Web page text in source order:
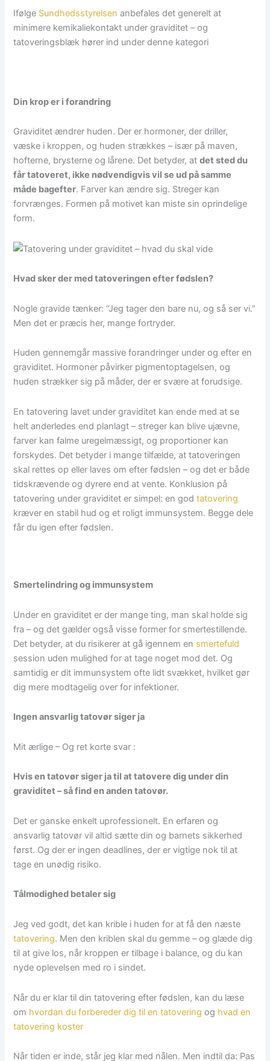
Ifølge Sundhedsstyrelsen anbefales det generelt at
minimere kemikaliekontakt under graviditet – og
tatoveringsblæk hører ind under denne kategori
Din krop er i forandring
Graviditet ændrer huden. Der er hormoner, der driller,
væske i kroppen, og huden strækkes – især på maven,
hofterne, brysterne og lårene. Det betyder, atdet sted du
får tatoveret, ikke nødvendigvis vil se ud på samme
måde bagefter. Farver kan ændre sig. Streger kan
forvrænges. Formen på motivet kan miste sin oprindelige
form.
Hvad sker der med tatoveringen efter fødslen?
Nogle gravide tænker: “Jeg tager den bare nu, og så ser vi.”
Men det er præcis her, mange fortryder.
Huden gennemgår massive forandringer under og efter en
graviditet. Hormoner påvirker pigmentoptagelsen, og
huden strækker sig på måder, der er svære at forudsige.
En tatovering lavet under graviditet kan ende med at se
helt anderledes end planlagt – streger kan blive ujævne,
farver kan falme uregelmæssigt, og proportioner kan
forskydes. Det betyder i mange tilfælde, at tatoveringen
skal rettes op eller laves om efter fødslen – og det er både
tidskrævende og dyrere end at vente. Konklusion på
tatovering under graviditet er simpel: en god tatovering
kræver en stabil hud og et roligt immunsystem. Begge dele
får du igen efter fødslen.
Smertelindring og immunsystem
Under en graviditet er der mange ting, man skal holde sig
fra – og det gælder også visse former for smertestillende.
Det betyder, at du risikerer at gå igennem en smertefuld
session uden mulighed for at tage noget mod det. Og
samtidig er dit immunsystem ofte lidt svækket, hvilket gør
dig mere modtagelig over for infektioner.
Ingen ansvarlig tatovør siger ja
Mit ærlige – Og ret korte svar :
Hvis en tatovør siger ja til at tatovere dig under din
graviditet – så find en anden tatovør.
Det er ganske enkelt uprofessionelt. En erfaren og
ansvarlig tatovør vil altid sætte din og barnets sikkerhed
først. Og der er ingen deadlines, der er vigtige nok til at
tage en unødig risiko.
Tålmodighed betaler sig
Jeg ved godt, det kan krible i huden for at få den næste
tatovering. Men den kriblen skal du gemme – og glæde dig
til at give los, når kroppen er tilbage i balance, og du kan
nyde oplevelsen med ro i sindet.
Når du er klar til din tatovering efter fødslen, kan du læse
om hvordan du forbereder dig til en tatovering og hvad en
tatovering koster
Når tiden er inde, står jeg klar med nålen. Men indtil da: Pas